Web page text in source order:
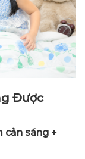
Được
cản sáng +